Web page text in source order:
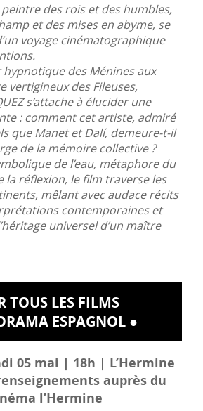
peintre des rois et des humbles,
et des mises en abyme, se
voyage cinématographique
des Ménines aux
vertigineux des Fileuses,
s’attache à élucider une
: comment cet artiste, admiré
que Manet et Dalí, demeure-t-il
de la mémoire collective ?
de l’eau, métaphore du
la réflexion, le film traverse les
mêlant avec audace récits
contemporaines et
universel d’un maître
TOUS LES FILMS
ESPAGNOL ●
05 mai | 18h | L’Hermine
auprès du
l’Hermine